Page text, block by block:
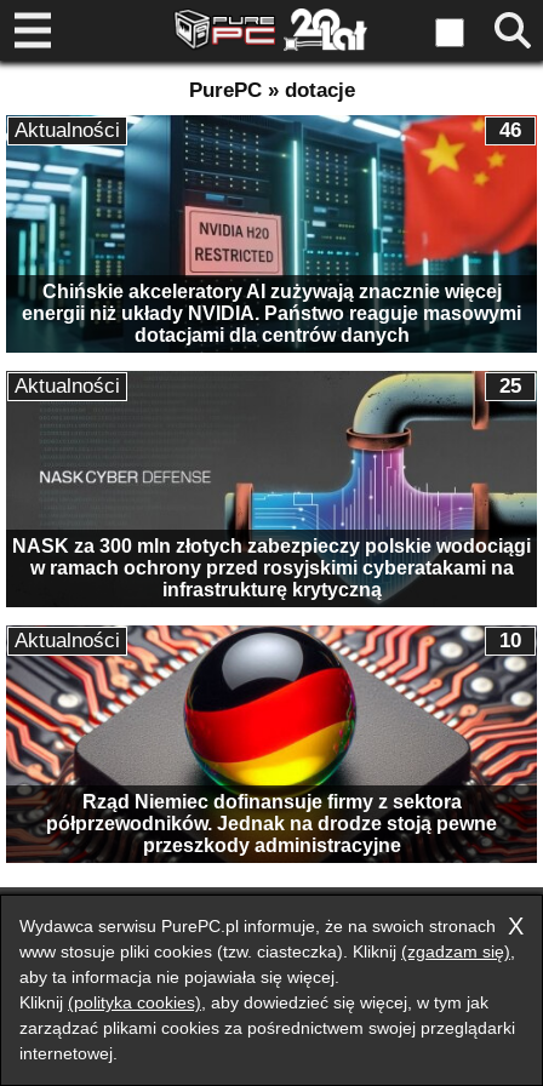
PurePC » dotacje
Chińskie akceleratory AI zużywają znacznie więcej
energii niż układy NVIDIA. Państwo reaguje masowymi
dotacjami dla centrów danych
46
Aktualności
NASK za 300 mln złotych zabezpieczy polskie wodociągi
w ramach ochrony przed rosyjskimi cyberatakami na
infrastrukturę krytyczną
25
Aktualności
Rząd Niemiec dofinansuje firmy z sektora
półprzewodników. Jednak na drodze stoją pewne
przeszkody administracyjne
10
Aktualności
Przełącz na wersję klasyczną strony
Zgłoś błąd na stronie
Forum
Redakcja Reklama
X
Wydawca serwisu PurePC.pl informuje, że na swoich stronach
www stosuje pliki cookies (tzw. ciasteczka). Kliknij (zgadzam się)
aby ta informacja nie pojawiała się więcej.
Kliknij (polityka cookies) , aby dowiedzieć się więcej, w tym jak
zarządzać plikami cookies za pośrednictwem swojej przeglądarki
internetowej.